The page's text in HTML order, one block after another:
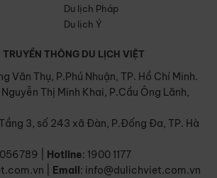
Du lịch Pháp
Du lịch Ý
THÔNG DU LỊCH VIỆT
Văn Thụ, P.Phú Nhuận, TP. Hồ Chí Minh.
Nguyễn Thị Minh Khai, P.Cầu Ông Lãnh,
Tầng 3, số 243 xã Đàn, P.Đống Đa, TP. Hà
Hotline: 1900 1177
Email: info@dulichviet.com.vn